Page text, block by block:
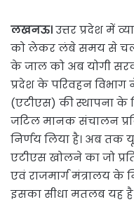
लखनऊ।उत्तर प्रदेश में
को लेकर लंबे समय से
के जाल को अब योगी
प्रदेश के परिवहन
(एटीएस) की स्थापना के
जटिल मानक संचालन
निर्णय लिया है। अब
एटीएस खोलने का जो
एवं राजमार्ग मंत्रालय के
इसका सीधा मतलब यह